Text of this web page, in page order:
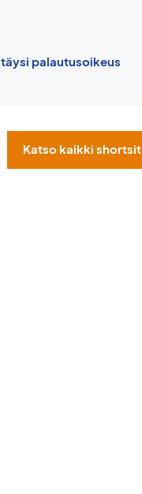
täysi palautusoikeus
Katso kaikki shortsit